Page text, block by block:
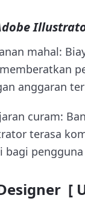
mahal:
anggaran
curam:
terasa
bagi
[